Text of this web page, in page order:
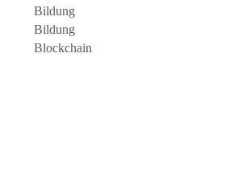
Bildung
Bildung
Blockchain